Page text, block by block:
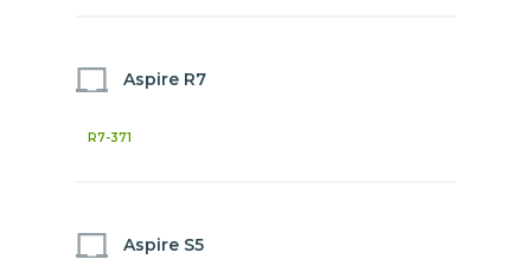
Aspire R7
R7-371
Aspire S5